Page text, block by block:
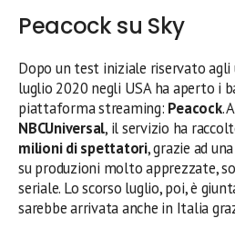
Peacock su Sky
Dopo un test iniziale riservato
luglio 2020 negli USA ha aperto i
piattaforma streaming: Peacock.
NBCUniversal, il servizio ha
milioni di spettatori, grazie ad
su produzioni molto apprezzate,
seriale. Lo scorso luglio, poi, è
sarebbe arrivata anche in Italia